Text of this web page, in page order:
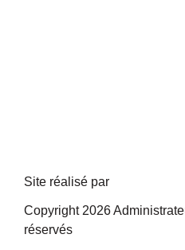
Site réalisé par
Copyright 2026
réservés